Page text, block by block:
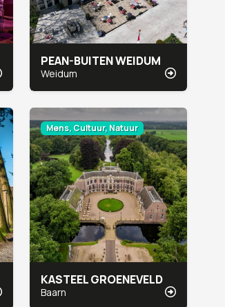
PEAN-BUITEN WEIDUM
Weidum
Mens, Cultuur, Natuur
KASTEEL GROENEVELD
Baarn